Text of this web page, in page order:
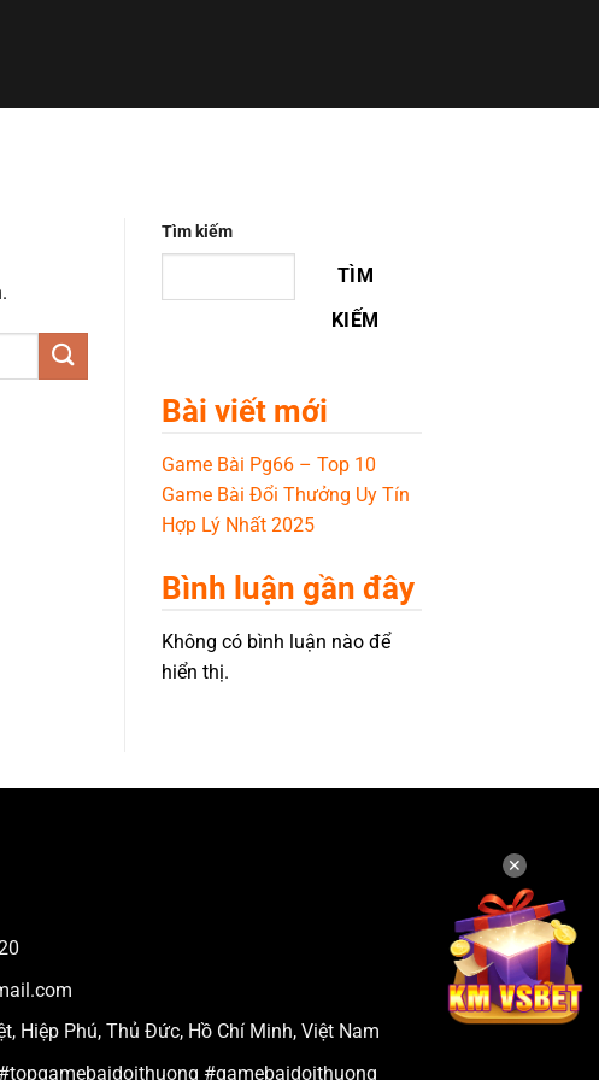
Tìm kiếm
TÌM
KIẾM
Bài viết mới
Game Bài Pg66 – Top 10
Game Bài Đổi Thưởng Uy Tín
Hợp Lý Nhất 2025
Bình luận gần đây
Không có bình luận nào để
hiển thị.
Hiệp Phú, Thủ Đức, Hồ Chí Minh, Việt Nam
#gamebaidoithuong
✕